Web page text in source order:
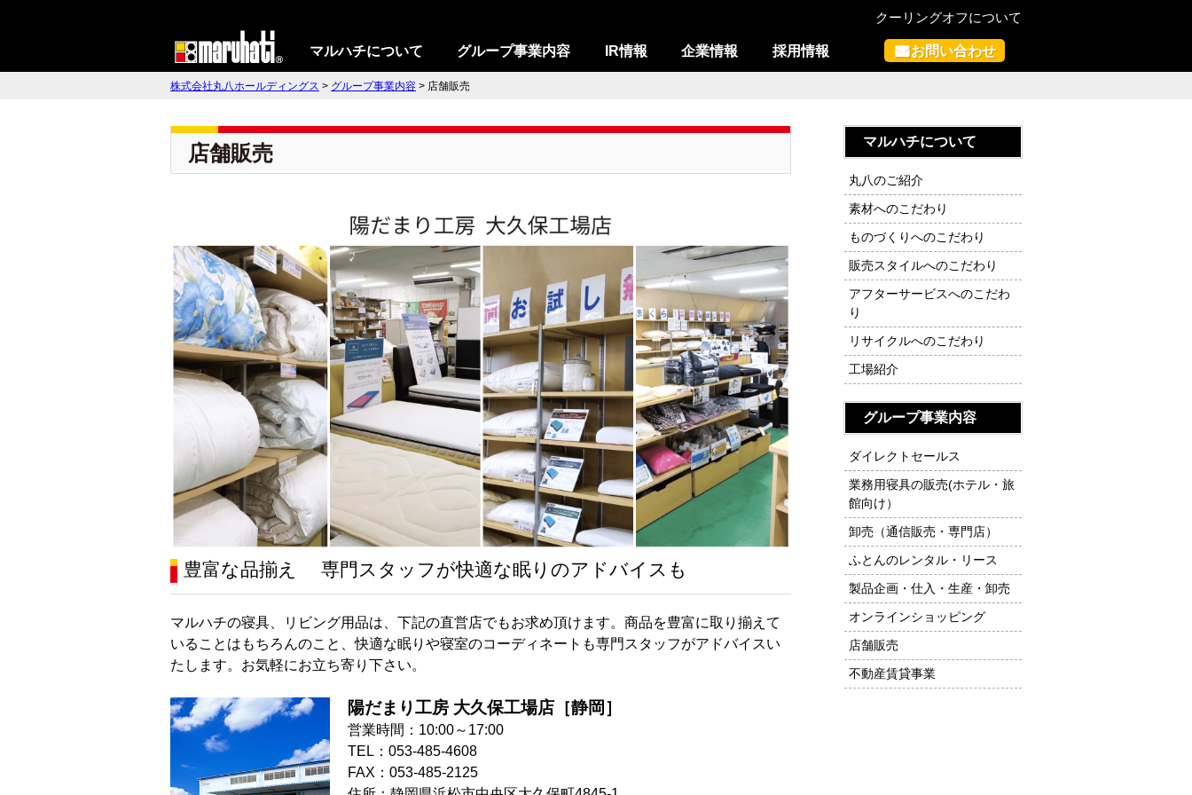
クーリングオフについて
マルハチについて グループ事業内容 IR情報 企業情報 採用情報 お問い合わせ
株式会社丸八ホールディングス > グループ事業内容 > 店舗販売
店舗販売
豊富な品揃え 専門スタッフが快適な眠りのアドバイスも
マルハチの寝具、リビング用品は、下記の直営店でもお求め頂けます。商品を豊富に取り揃えて
いることはもちろんのこと、快適な眠りや寝室のコーディネートも専門スタッフがアドバイスい
たします。お気軽にお立ち寄り下さい。
陽だまり工房 大久保工場店 ［静岡］
営業時間：10:00～17:00
TEL：053-485-4608
FAX：053-485-2125
マルハチについて
丸八のご紹介
素材へのこだわり
ものづくりへのこだわり
販売スタイルへのこだわり
アフターサービスへのこだわ
り
リサイクルへのこだわり
工場紹介
グループ事業内容
ダイレクトセールス
業務用寝具の販売(ホテル・旅
館向け）
卸売（通信販売・専門店）
ふとんのレンタル・リース
製品企画・仕入・生産・卸売
オンラインショッピング
店舗販売
不動産賃貸事業